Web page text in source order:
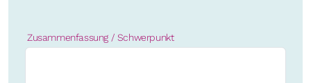
Zusammenfassung / Schwerpunkt